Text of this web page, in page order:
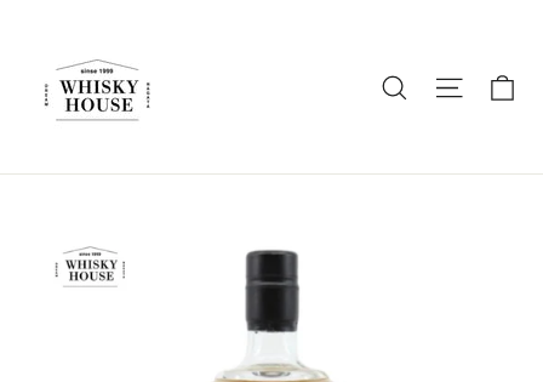
る
商品名を入
ナビ